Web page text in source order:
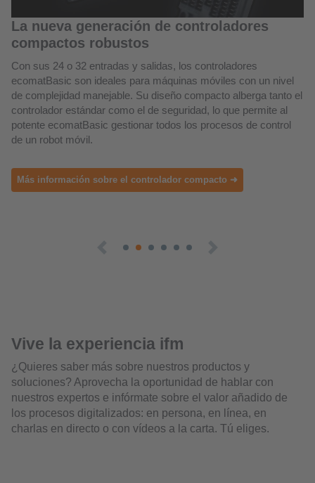
Vive la experiencia ifm
¿Quieres saber más sobre nuestros productos y
soluciones? Aprovecha la oportunidad de hablar con
nuestros expertos e infórmate sobre el valor añadido de
los procesos digitalizados: en persona, en línea, en
charlas en directo o con vídeos a la carta. Tú eliges.